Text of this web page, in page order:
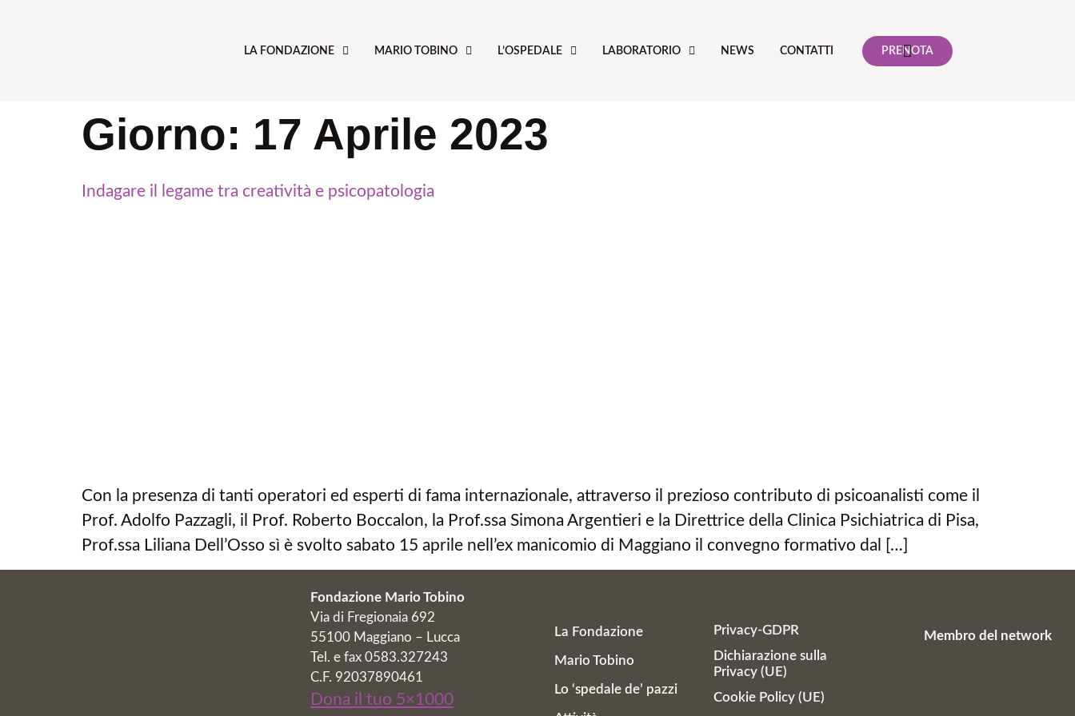
LA FONDAZIONE MARIO TOBINO L’OSPEDALE LABORATORIO NEWS CONTATTI PRENOTA
Giorno: 17 Aprile 2023
Indagare il legame tra creatività e psicopatologia
Con la presenza di tanti operatori ed esperti di fama internazionale, attraverso il prezioso contributo di psicoanalisti come il
Prof. Adolfo Pazzagli, il Prof. Roberto Boccalon, la Prof.ssa Simona Argentieri e la Direttrice della Clinica Psichiatrica di Pisa,
Prof.ssa Liliana Dell’Osso sì è svolto sabato 15 aprile nell’ex manicomio di Maggiano il convegno formativo dal […]
Fondazione Mario Tobino
Via di Fregionaia 692
55100 Maggiano – Lucca
Tel. e fax 0583.327243
C.F. 92037890461
Dona il tuo 5×1000
La Fondazione
Mario Tobino
Lo ‘spedale de’ pazzi
Privacy-GDPR
Dichiarazione sulla
Privacy (UE)
Cookie Policy (UE)
Membro del network